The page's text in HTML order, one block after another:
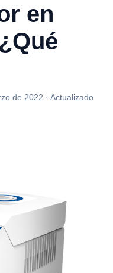
en
de 2022 · Actualizado